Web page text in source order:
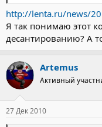
http://lenta.ru/news/
Я так понимаю этот
десантированию? А
Artemus
Активный
27 Дек 2010